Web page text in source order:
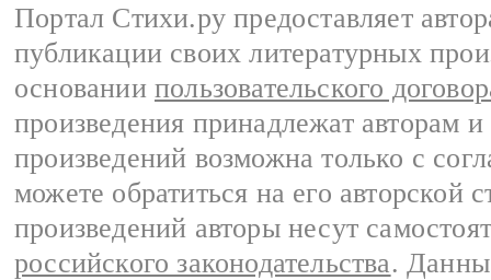
Портал Стихи.ру предоставляет
публикации своих литературных
основании пользовательского
произведения принадлежат авторам
произведений возможна только с
можете обратиться на его авторской
произведений авторы несут
российского законодательства.